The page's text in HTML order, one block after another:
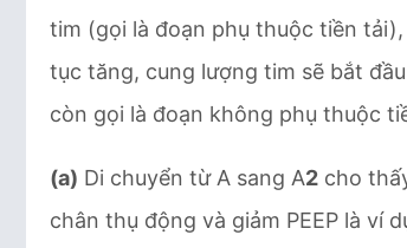
tim (gọi là đoạn phụ thuộc tiền
tục tăng, cung lượng tim sẽ bắt
còn gọi là đoạn không phụ thuộc
(a) Di chuyển từ A sang A2 cho
chân thụ động và giảm PEEP là ví